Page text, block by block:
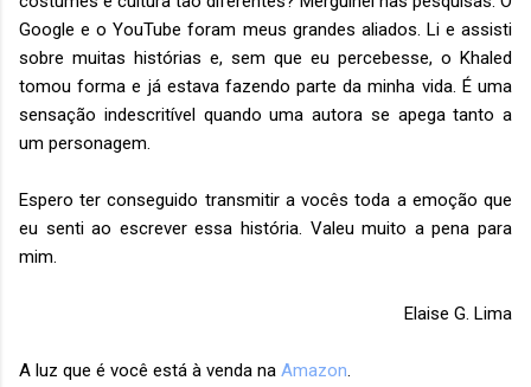
Google e o YouTube foram meus grandes aliados. Li e assisti
sobre muitas histórias e, sem que eu percebesse, o Khaled
tomou forma e já estava fazendo parte da minha vida. É uma
sensação indescritível quando uma autora se apega tanto a
um personagem.
Espero ter conseguido transmitir a vocês toda a emoção que
eu senti ao escrever essa história. Valeu muito a pena para
mim.
Elaise G. Lima
A luz que é você está à venda na Amazon